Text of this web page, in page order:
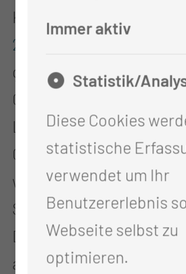
Konferenz, das Bündnis
2020
gefördertes WIR!-
Gesundheitsversorgung
Lausitz aktiv gestalten
Gesundheitswirtschaft
wertschöpfenden Sektor
Strukturwandel stärken
Die Anfänge des
auf eine enge
Immer aktiv
Statistik/
Diese Cookies
statistische
verwendet um Ihr
Benutzererlebnis
Webseite selbst zu
optimieren.